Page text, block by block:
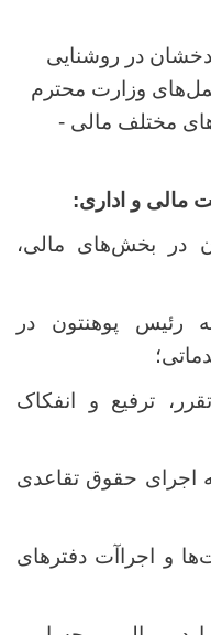
در روشنایی
وزارت محترم
مختلف مالی -
مالی و اداری:
در بخش‌های مالی،
رئیس پوهنتون در
ترفیع و انفکاک
اجرای حقوق تقاعدی
و اجراآت دفترهای